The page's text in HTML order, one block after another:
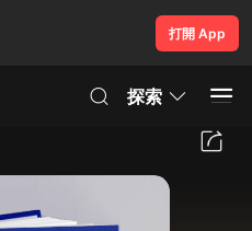
打開 App
探索